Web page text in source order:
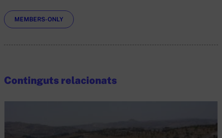
Etiquetes
MEMBERS-ONLY
Continguts relacionats